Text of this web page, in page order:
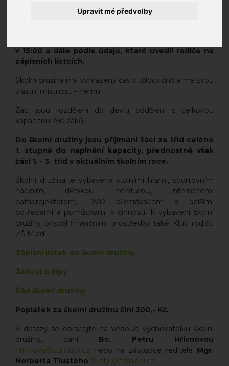
Upravit mé předvolby
Kvůli nenarušování plánované činnosti jsou
v 15:00 a dále podle údajů, které uvedli rodiče na
zápisních lístcích.
Školní družina má vyhrazený čas v tělocvičně a má svou
vlastní místnost – hernu.
Žáci jsou rozděleni do devíti oddělení s celkovou
kapacitou 250 žáků.
Do školní družiny jsou přijímáni žáci ze tříd celého
1. stupně do naplnění kapacity, přednostně však
žáci 1. - 3. tříd v aktuálním školním roce.
Školní družina je vybavena stolními hrami, sportovním
náčiním, dětskou literaturou, internetem,
dataprojektorem, DVD přehrávačem a dalšími
potřebami a pomůckami k činnosti. K vybavení školní
družiny přispěl finančními prostředky také Klub rodičů
ZŠ Mládí.
Zápisní lístek do školní družiny
Žádost o čipy
Řád školní družiny
Poplatek za školní družinu činí 300,- Kč.
S dotazy se obracejte na vedoucí vychovatelku školní
družiny, paní Bc. Petru Hřivnovou
hrivnova@zsmladi.cz nebo na zástupce ředitele Mgr.
Norberta Tlustého tlusty@zsmladi.cz